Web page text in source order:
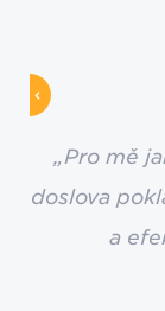
„Pro mě
doslova
a